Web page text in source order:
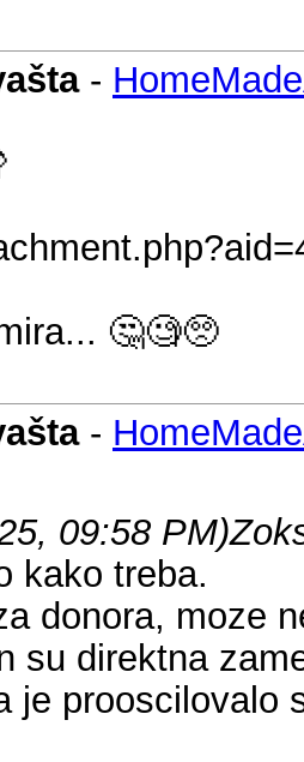
-
🤔🧐🥺
-
09:58 PM)
kako treba.
donora, moze
su direktna
je prooscilovalo